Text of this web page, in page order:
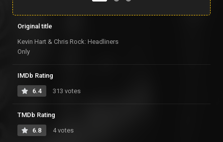
Original title
Kevin Hart & Chris Rock: Headliners
Only
IMDb Rating
6.4 313 votes
TMDb Rating
6.8 4 votes